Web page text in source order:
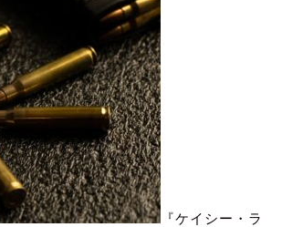
『ケイシー・ラ